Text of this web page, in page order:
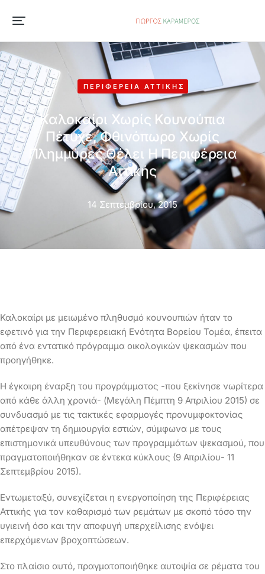
ΠΕΡΙΦΈΡΕΙΑ ΑΤΤΙΚΉΣ
Καλοκαίρι Χωρίς Κουνούπια
Πέτυχε, Φθινόπωρο Χωρίς
Πλημμύρες Θέλει Η Περιφέρεια
Αττικής
14 Σεπτεμβρίου, 2015
Καλοκαίρι με μειωμένο πληθυσμό κουνουπιών ήταν το
εφετινό για την Περιφερειακή Ενότητα Βορείου Τομέα, έπειτα
από ένα εντατικό πρόγραμμα οικολογικών ψεκασμών που
προηγήθηκε.
Η έγκαιρη έναρξη του προγράμματος -που ξεκίνησε νωρίτερα
από κάθε άλλη χρονιά- (Μεγάλη Πέμπτη 9 Απριλίου 2015) σε
συνδυασμό με τις τακτικές εφαρμογές προνυμφοκτονίας
απέτρεψαν τη δημιουργία εστιών, σύμφωνα με τους
επιστημονικά υπευθύνους των προγραμμάτων ψεκασμού, που
πραγματοποιήθηκαν σε έντεκα κύκλους (9 Απριλίου- 11
Σεπτεμβρίου 2015).
Εντωμεταξύ, συνεχίζεται η ενεργοποίηση της Περιφέρειας
Αττικής για τον καθαρισμό των ρεμάτων με σκοπό τόσο την
υγιεινή όσο και την αποφυγή υπερχείλισης ενόψει
επερχόμενων βροχοπτώσεων.
Στο πλαίσιο αυτό, πραγματοποιήθηκε αυτοψία σε ρέματα του